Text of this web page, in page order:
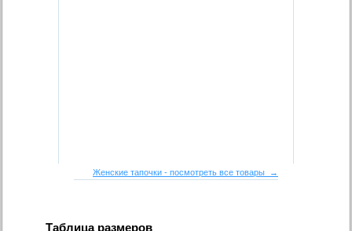
Женские тапочки - посмотреть все товары →
Таблица размеров